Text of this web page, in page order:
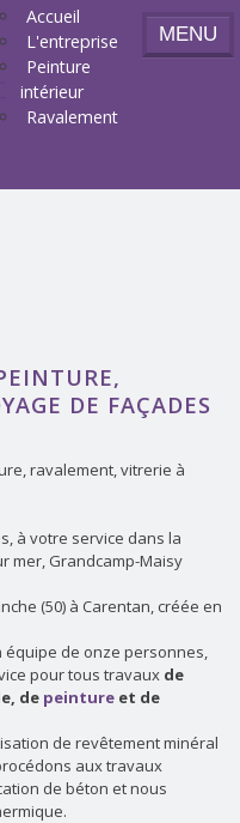
MENU
Accueil
L'entreprise
Peinture
intérieur
Ravalement
DE FAÇADES
ravalement, vitrerie à
à votre service dans la
mer, Grandcamp-Maisy
(50) à Carentan, créée en
équipe de onze personnes,
pour tous travaux de
de peinture et de
de revêtement minéral
aux travaux
de béton et nous